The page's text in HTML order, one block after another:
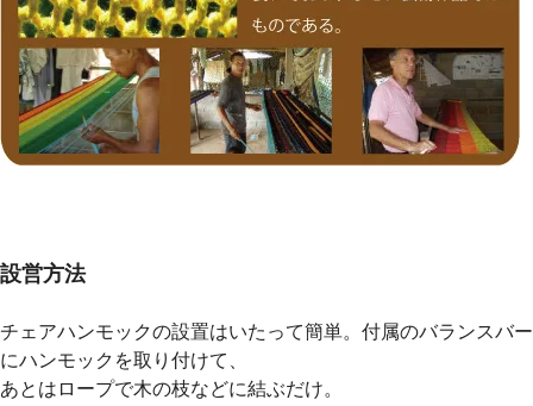
設営方法
チェアハンモックの設置はいたって簡単。付属のバランスバー
にハンモックを取り付けて、
あとはロープで木の枝などに結ぶだけ。